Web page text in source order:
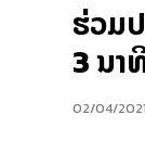
ຮ່ວມ
3 ນາ
02/04/2021